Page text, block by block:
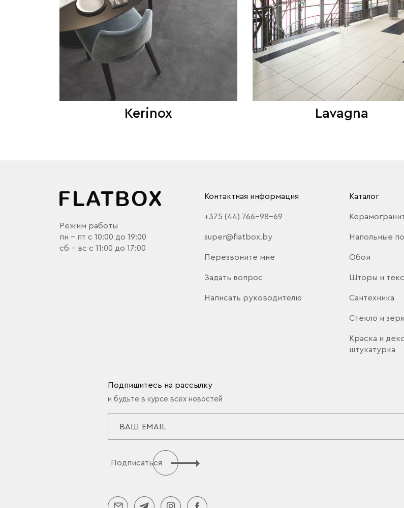
Kerinox Lavagna
Режим работы
пн - пт с 10:00 до 19:00
сб - вс с 11:00 до 17:00
Контактная информация
+375 (44) 766-98-69
super@flatbox.by
Перезвоните мне
Задать вопрос
Написать руководителю
Каталог
Напольные
Обои
Шторы и
Сантехника
Стекло и
Краска и
штукатурка
Подпишитесь на рассылку
и будьте в курсе всех новостей
Подписаться